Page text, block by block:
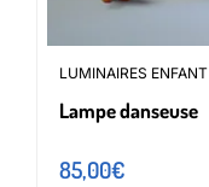
LUMINAIRES ENFANT
Lampe danseuse
85,00€